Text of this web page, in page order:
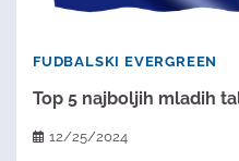
FUDBALSKI EVERGREEN
Top 5 najboljih mladih
12/25/2024